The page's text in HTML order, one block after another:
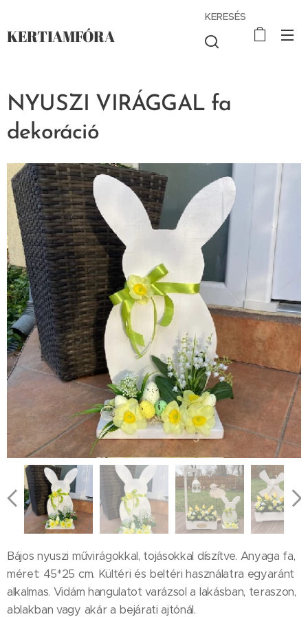
KERTIAMFÓRA
KERESÉS
NYUSZI VIRÁGGAL fa
dekoráció
Bájos nyuszi művirágokkal, tojásokkal díszítve. Anyaga fa,
méret: 45*25 cm. Kültéri és beltéri használatra egyaránt
alkalmas. Vidám hangulatot varázsol a lakásban, teraszon,
ablakban vagy akár a bejárati ajtónál.